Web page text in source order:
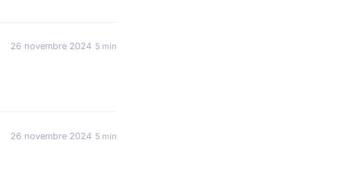
26 novembre 2024 5 min
26 novembre 2024 5 min